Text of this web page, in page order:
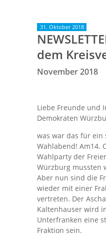
31. Oktober 2018
dem
November 2018
Liebe Freunde und
Demokraten
was war das für ein
Wahlabend! Am14.
Wahlparty der
Würzburg mussten
Aber nun sind die
wieder mit einer
vertreten. Der
Kaltenhauser wird
Unterfranken eine
Fraktion sein.